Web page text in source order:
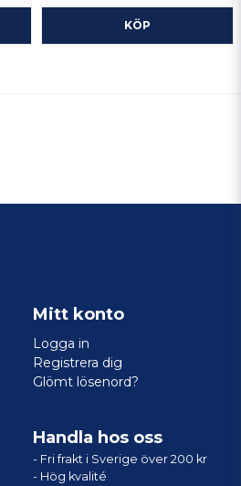
KÖP
Mitt konto
Logga in
Registrera dig
Glömt lösenord?
Handla hos oss
- Fri frakt i Sverige över 200 kr
- Hög kvalité